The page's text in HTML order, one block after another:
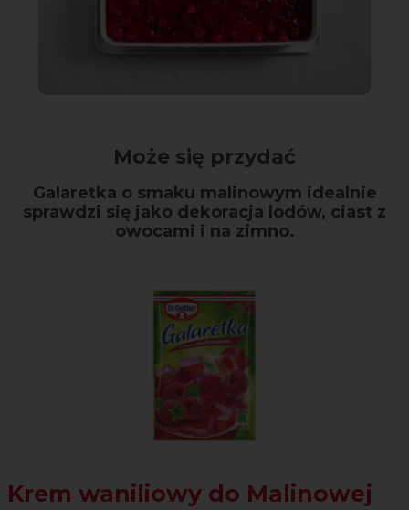
Może się przydać
Galaretka o smaku malinowym idealnie
sprawdzi się jako dekoracja lodów, ciast z
owocami i na zimno.
Krem waniliowy do Malinowej